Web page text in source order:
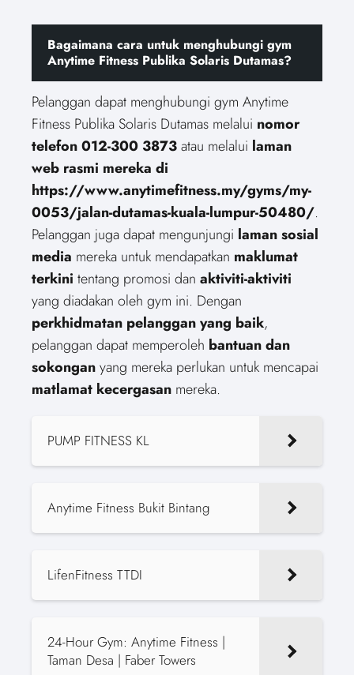
Bagaimana cara untuk menghubungi gym
Anytime Fitness Publika Solaris Dutamas?
Pelanggan dapat menghubungi gym Anytime
Fitness Publika Solaris Dutamas melalui nomor
telefon 012-300 3873atau melalui laman
web rasmi mereka di
https://www.anytimefitness.my/gyms/my-
0053/jalan-dutamas-kuala-lumpur-50480/.
Pelanggan juga dapat mengunjungi laman sosial
media mereka untuk mendapatkan maklumat
terkini tentang promosi dan aktiviti-aktiviti
yang diadakan oleh gym ini. Dengan
perkhidmatan pelanggan yang baik,
pelanggan dapat memperoleh bantuan dan
sokonganyang mereka perlukan untuk mencapai
matlamat kecergasan mereka.
PUMP FITNESS KL
Anytime Fitness Bukit Bintang
LifenFitness TTDI
24-Hour Gym: Anytime Fitness |
Taman Desa | Faber Towers